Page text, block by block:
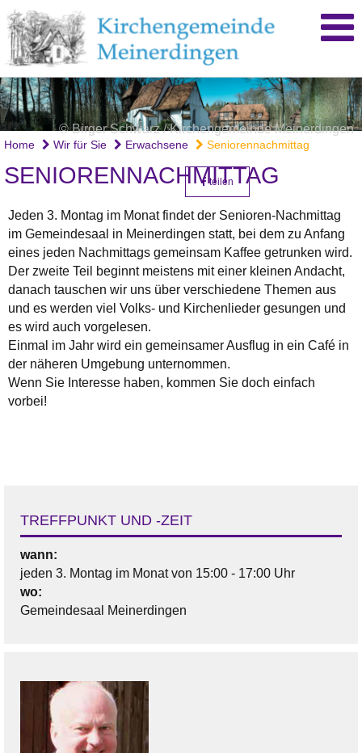
© Birger Schwarz / Kirchengemeinde Meinerdingen
Home Wir für Sie Erwachsene Seniorennachmittag
SENIORENNACHMITTAG
teilen
Jeden 3. Montag im Monat findet der Senioren-Nachmittag
im Gemeindesaal in Meinerdingen statt, bei dem zu Anfang
eines jeden Nachmittags gemeinsam Kaffee getrunken wird.
Der zweite Teil beginnt meistens mit einer kleinen Andacht,
danach tauschen wir uns über verschiedene Themen aus
und es werden viel Volks- und Kirchenlieder gesungen und
es wird auch vorgelesen.
Einmal im Jahr wird ein gemeinsamer Ausflug in ein Café in
der näheren Umgebung unternommen.
Wenn Sie Interesse haben, kommen Sie doch einfach
vorbei!
TREFFPUNKT UND -ZEIT
wann:
jeden 3. Montag im Monat von 15:00 - 17:00 Uhr
wo:
Gemeindesaal Meinerdingen